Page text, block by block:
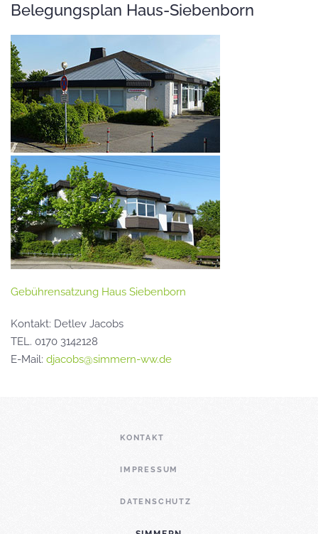
Belegungsplan Haus-Siebenborn
Gebührensatzung Haus Siebenborn
Kontakt: Detlev Jacobs
TEL. 0170 3142128
E-Mail: djacobs@simmern-ww.de
KONTAKT
IMPRESSUM
DATENSCHUTZ